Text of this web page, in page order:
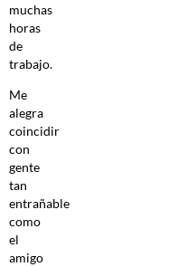
muchas
horas
de
trabajo.
Me
alegra
coincidir
con
gente
tan
entrañable
como
el
amigo